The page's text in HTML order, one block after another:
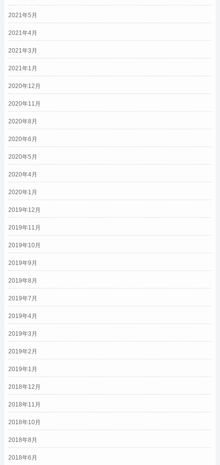
2021年5月
2021年4月
2021年3月
2021年1月
2020年12月
2020年11月
2020年8月
2020年6月
2020年5月
2020年4月
2020年1月
2019年12月
2019年11月
2019年10月
2019年9月
2019年8月
2019年7月
2019年4月
2019年3月
2019年2月
2019年1月
2018年12月
2018年11月
2018年10月
2018年8月
2018年6月